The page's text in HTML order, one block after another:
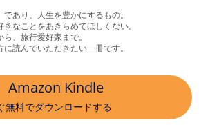
あり、人生を豊かにするもの。
なことをあきらめてほしくない。
、旅行愛好家まで。
読んでいただきたい一冊です。
Amazon Kindle
無料でダウンロードする